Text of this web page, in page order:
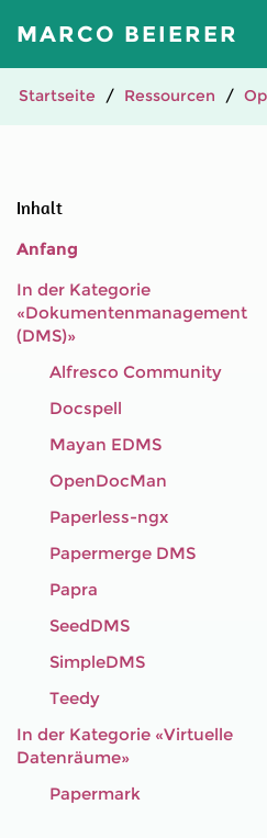
MARCO BEIERER
Startseite Ressourcen
Inhalt
Anfang
In der Kategorie
«Dokumentenmanagement
(DMS)»
Alfresco Community
Docspell
Mayan EDMS
OpenDocMan
Paperless-ngx
Papermerge DMS
Papra
SeedDMS
SimpleDMS
Teedy
In der Kategorie «Virtuelle
Datenräume»
Papermark